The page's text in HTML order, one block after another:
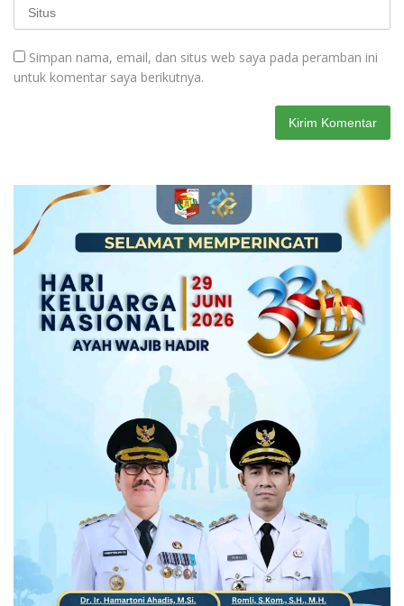
Simpan nama, email, dan situs web saya pada peramban ini
untuk komentar saya berikutnya.